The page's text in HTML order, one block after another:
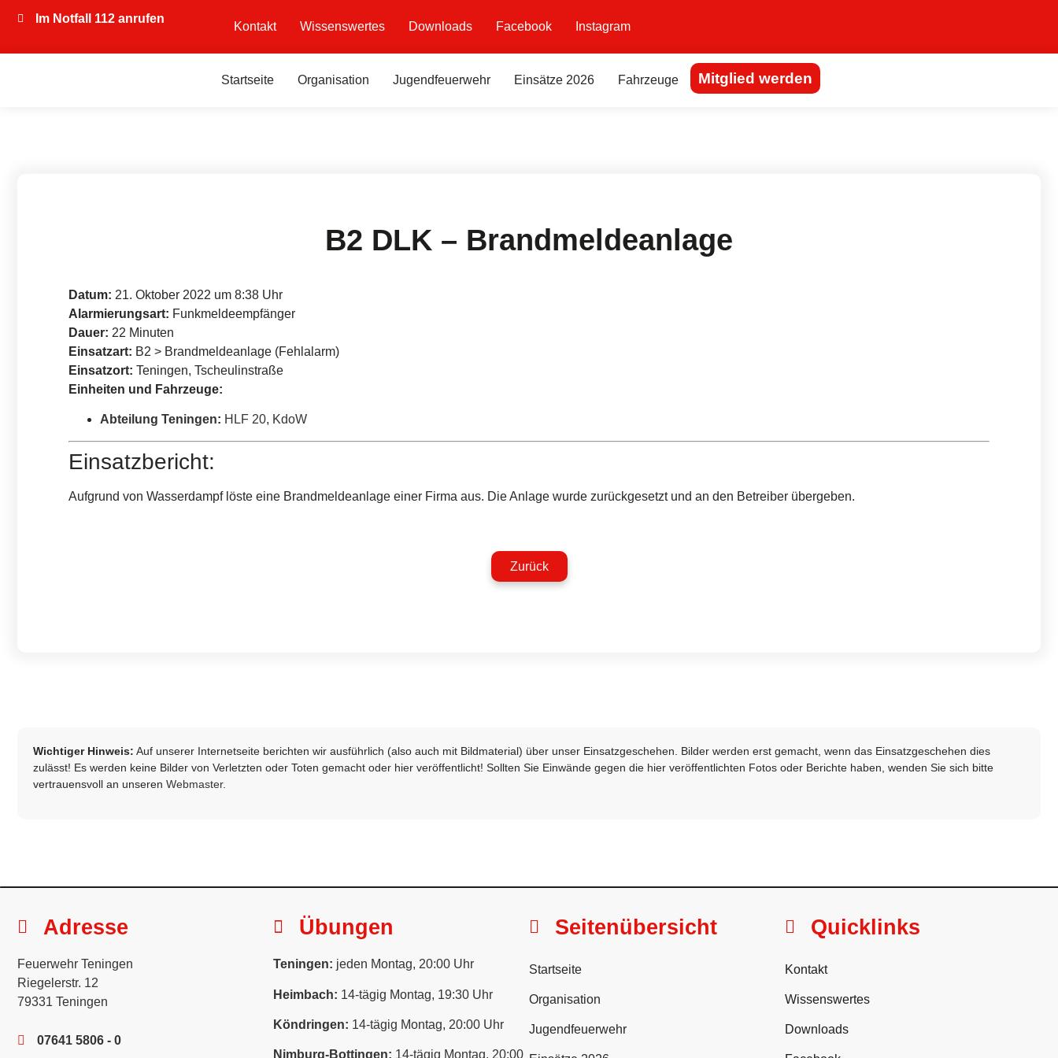
Im Notfall 112 anrufen
Kontakt Wissenswertes Downloads Facebook Instagram
Startseite Organisation Jugendfeuerwehr Einsätze 2026 Fahrzeuge Mitglied werden
B2 DLK – Brandmeldeanlage
Datum: 21. Oktober 2022 um 8:38 Uhr
Alarmierungsart: Funkmeldeempfänger
Dauer: 22 Minuten
Einsatzart: B2 > Brandmeldeanlage (Fehlalarm)
Einsatzort: Teningen, Tscheulinstraße
Einheiten und Fahrzeuge:
Abteilung Teningen: HLF 20, KdoW
Einsatzbericht:
Aufgrund von Wasserdampf löste eine Brandmeldeanlage einer Firma aus. Die Anlage wurde zurückgesetzt und an den Betreiber übergeben.
Zurück
Wichtiger Hinweis: Auf unserer Internetseite berichten wir ausführlich (also auch mit Bildmaterial) über unser Einsatzgeschehen. Bilder werden erst gemacht, wenn das Einsatzgeschehen dies
zulässt! Es werden keine Bilder von Verletzten oder Toten gemacht oder hier veröffentlicht! Sollten Sie Einwände gegen die hier veröffentlichten Fotos oder Berichte haben, wenden Sie sich bitte
vertrauensvoll an unseren Webmaster.
Adresse
Feuerwehr Teningen
Riegelerstr. 12
79331 Teningen
07641 5806 - 0
Übungen
Teningen: jeden Montag, 20:00 Uhr
Heimbach: 14-tägig Montag, 19:30 Uhr
Köndringen: 14-tägig Montag, 20:00 Uhr
Nimburg-Bottingen: 14-tägig Montag, 20:00
Seitenübersicht
Startseite
Organisation
Jugendfeuerwehr
Quicklinks
Kontakt
Wissenswertes
Downloads